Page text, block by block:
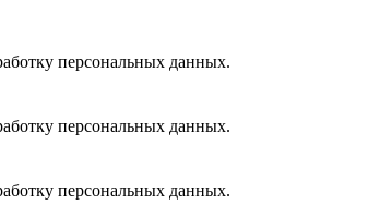
персональных данных.
персональных данных.
персональных данных.